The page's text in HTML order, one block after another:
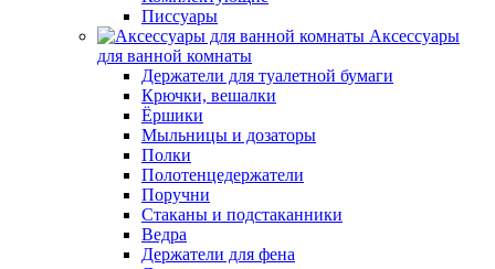
Писсуары
Аксессуары
для ванной комнаты
Держатели для туалетной бумаги
Крючки, вешалки
Ёршики
Мыльницы и дозаторы
Полки
Полотенцедержатели
Поручни
Стаканы и подстаканники
Ведра
Держатели для фена